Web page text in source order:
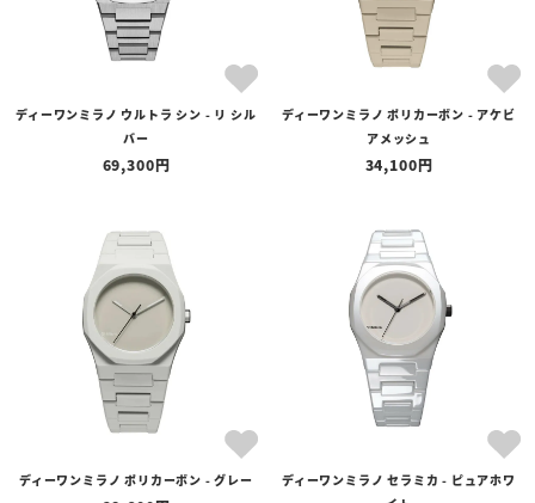
ディーワンミラノ ウルトラ シン - リ シル
バー
69,300
ディーワンミラノ ポリカーボン - アケビ
アメッシュ
34,100
ディーワンミラノ ポリカーボン - グレー
ディーワンミラノ セラミカ - ピュアホワ